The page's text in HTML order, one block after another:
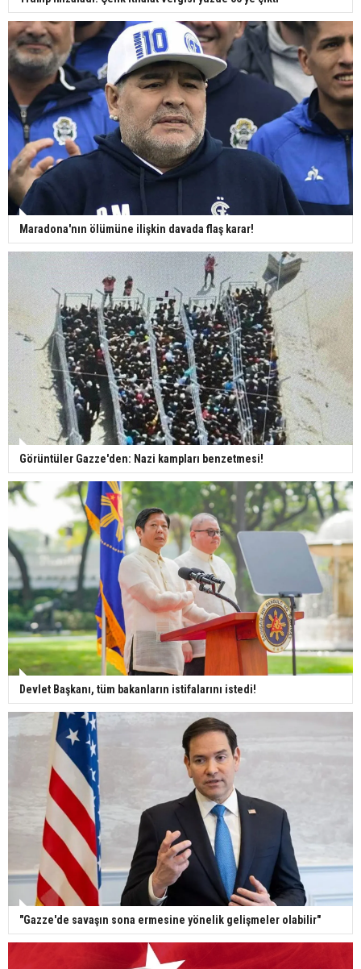
Maradona'nın ölümüne ilişkin davada flaş karar!
Görüntüler Gazze'den: Nazi kampları benzetmesi!
Devlet Başkanı, tüm bakanların istifalarını istedi!
"Gazze'de savaşın sona ermesine yönelik gelişmeler olabilir"